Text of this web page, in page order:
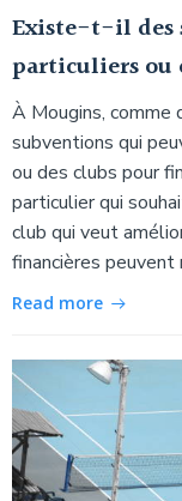
Existe-t-il des
particuliers ou
À Mougins, comme
subventions qui
ou des clubs pour
particulier qui
club qui veut
financières
Read more